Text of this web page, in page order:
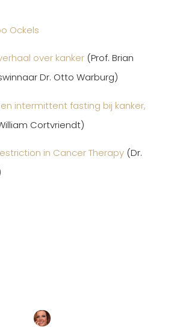
Ockels
over kanker (Prof. Brian
Dr. Otto Warburg)
intermittent fasting bij kanker,
Cortvriendt)
in Cancer Therapy (Dr.